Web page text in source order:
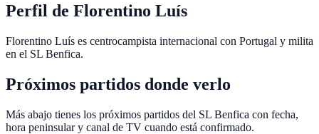
Perfil de Florentino Luís
Florentino Luís es centrocampista internacional con Portugal y milita
en el SL Benfica.
Próximos partidos donde verlo
Más abajo tienes los próximos partidos del SL Benfica con fecha,
hora peninsular y canal de TV cuando está confirmado.